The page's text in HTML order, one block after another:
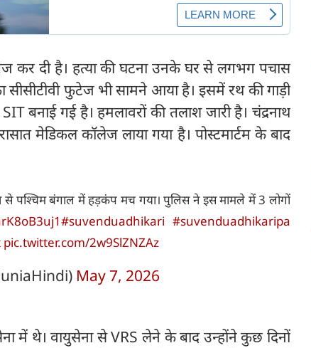
कर दी है। हत्या की घटना उनके घर से लगभग पचास
सीसीटीवी फुटेज भी सामने आया है। इसमें रथ की गाड़ी
बनाई गई है। हमलावरों की तलाश जारी है। चंद्रनाथ
मेडिकल कॉलेज लाया गया है। पोस्टमार्टम के बाद
से पश्चिम बंगाल में हड़कंप मच गया। पुलिस ने इस मामले में 3 लोगों
#suvenduadhikari #suvenduadhikaripa
pic.twitter.com/2w9SlZNZAz
May 7, 2026
में थे। वायुसेना से VRS लेने के बाद उन्होंने कुछ दिनों